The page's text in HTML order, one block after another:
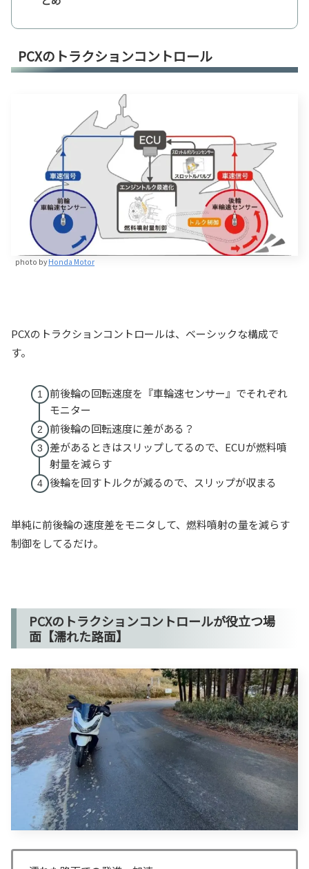
PCXのトラクションコントロール
photo byHonda Motor
PCXのトラクションコントロールは、ベーシックな構成で
す。
前後輪の回転速度を『車輪速センサー』でそれぞれ
モニター
前後輪の回転速度に差がある？
差があるときはスリップしてるので、ECUが燃料噴
射量を減らす
後輪を回すトルクが減るので、スリップが収まる
単純に前後輪の速度差をモニタして、燃料噴射の量を減らす
制御をしてるだけ。
PCXのトラクションコントロールが役立つ場
面【濡れた路面】